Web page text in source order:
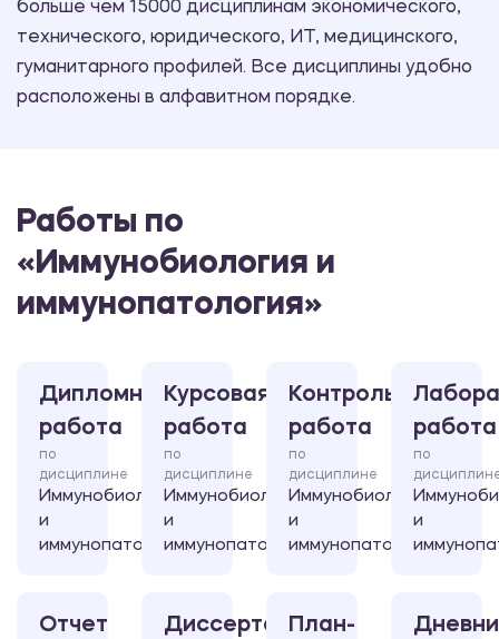
больше чем 15000 дисциплинам экономического,
технического, юридического, ИТ, медицинского,
гуманитарного профилей. Все дисциплины удобно
расположены в алфавитном порядке.
Работы по
«Иммунобиология и
иммунопатология»
Дипломная
работа
по
дисциплине
Иммунобиология
и
иммунопатология
Курсовая
работа
по
дисциплине
Иммунобиология
и
иммунопатология
Контрольная
работа
по
дисциплине
Иммунобиология
и
иммунопатология
работа
по
и
Отчет
ДиссертацияПлан-